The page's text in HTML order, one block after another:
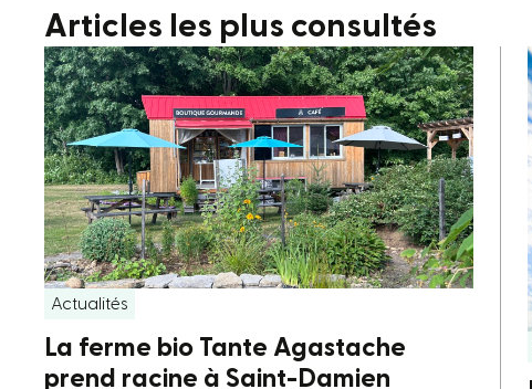
Articles les plus consultés
Actualités
La ferme bio Tante Agastache
prend racine à Saint-Damien